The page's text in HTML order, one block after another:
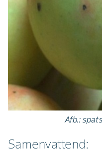
Afb.:
Samenvattend: